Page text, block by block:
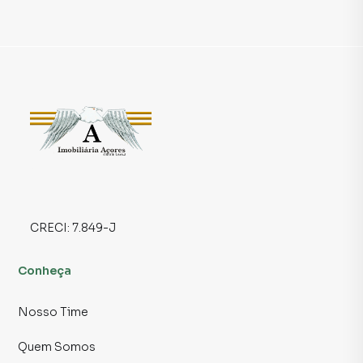
* 1 banheiro completo, moderno e funcional
* 1 lavabo externo
* Lavanderia prática e bem ventilada, separada da área
* 1 vaga de garagem na frente da casa, para mais
praticidade e segurança
📍 Localização que Valoriza seu Tempo
* Situada no bairro Belém, uma das regiões mais
CRECI: 7.849-J
Conheça
Nosso Time
Quem Somos